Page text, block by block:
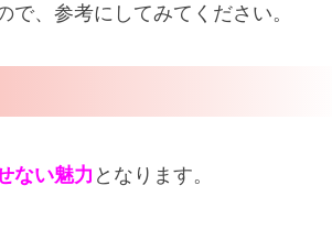
で、参考にしてみてください。
ない魅力 となります。